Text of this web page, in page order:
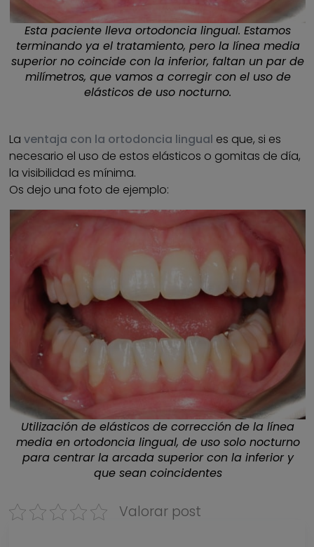
Esta paciente lleva ortodoncia lingual. Estamos
terminando ya el tratamiento, pero la línea media
superior no coincide con la inferior, faltan un par de
milímetros, que vamos a corregir con el uso de
elásticos de uso nocturno.
Laventaja con la ortodoncia lingual es que, si es
necesario el uso de estos elásticos o gomitas de día,
la visibilidad es mínima.
Os dejo una foto de ejemplo:
Utilización de elásticos de corrección de la línea
media en ortodoncia lingual, de uso solo nocturno
para centrar la arcada superior con la inferior y
que sean coincidentes
Valorar post